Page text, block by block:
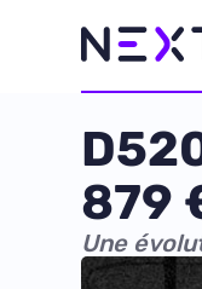
879
Une